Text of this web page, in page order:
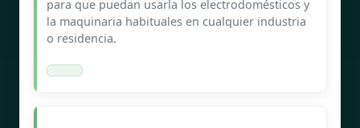
para que puedan usarla los electrodomésticos y
la maquinaria habituales en cualquier industria
o residencia.